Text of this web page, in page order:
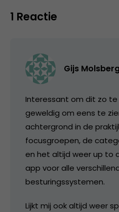
1 Reactie
Gijs
Interessant om dit zo te
geweldig om eens te
achtergrond in de
focusgroepen, de
en het altijd weer up to
app voor alle
besturingssystemen.
Lijkt mij ook altijd weer